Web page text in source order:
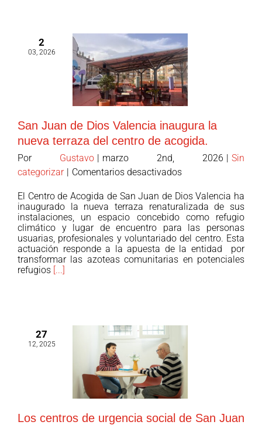
en
verano
con
iniciativas
2
03, 2026
San Juan de Dios Valencia inaugura la
nueva terraza del centro de acogida.
Por Gustavo marzo 2nd, 2026
Sin
categorizar
Comentarios desactivadosen
Juan
de
Dios
Valencia
inaugura
centro
de
El Centro de Acogida de San Juan de Dios Valencia ha
inaugurado la nueva terraza renaturalizada de sus
instalaciones, un espacio concebido como refugio
climático y lugar de encuentro para las personas
usuarias, profesionales y voluntariado del centro. Esta
actuación responde a la apuesta de la entidad por
transformar las azoteas comunitarias en potenciales
refugios [...]
27
12, 2025
Los centros de urgencia social de San Juan